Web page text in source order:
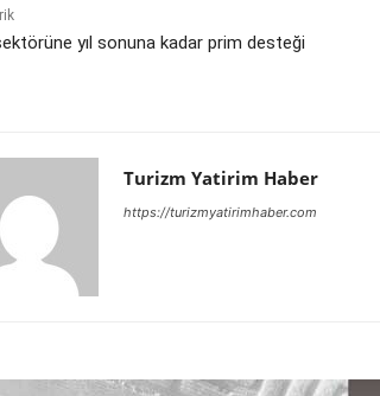
yıl sonuna kadar prim desteği
Turizm Yatirim Haber
https://turizmyatirimhaber.com